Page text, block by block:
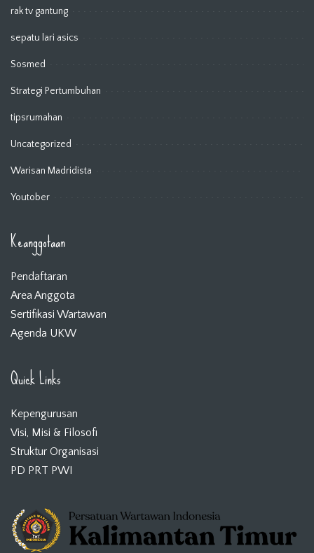
rak tv gantung
sepatu lari asics
Sosmed
Strategi Pertumbuhan
tipsrumahan
Uncategorized
Warisan Madridista
Youtober
Keanggotaan
Pendaftaran
Area Anggota
Sertifikasi Wartawan
Agenda UKW
Quick Links
Kepengurusan
Visi, Misi & Filosofi
Struktur Organisasi
PD PRT PWI